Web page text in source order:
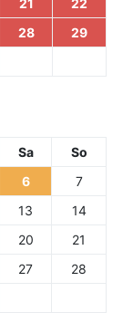
21
22
28
29
Sa
So
6
7
13
14
20
21
27
28